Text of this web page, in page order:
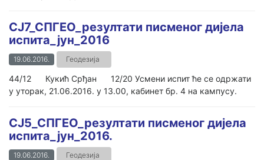
СЈ7_СПГЕО_резултати писменог дијела
испита_јун_2016
19.06.2016. Геодезија
44/12 Кукић Срђан 12/20 Усмени испит ће се одржати
у уторак, 21.06.2016. у 13.00, кабинет бр. 4 на кампусу.
СЈ5_СПГЕО_резултати писменог дијела
испита_јун_2016.
19.06.2016. Геодезија